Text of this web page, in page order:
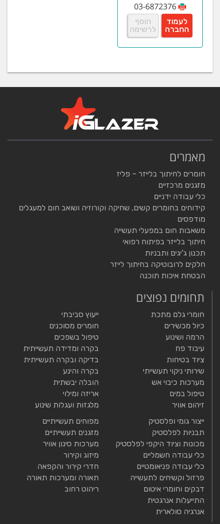
03-6872376
לעמוד
החברה
הוסף
לרשימה
מאמרים
חומרים לחיתוך בלייזר – פליז
מזגנים מרכזיים
כלי עבודה ידניים
קידוחים בחומרים קשים, שחיקה וקורוזיה ושואב חום למעגלים
מודפסים
משאבות חום במפעלי תעשייה
חיתוך בלייזר בפיתוח רפואי
תכנון ג'יגים ותבניות
חלקים לרובוטיקה בחיתוך לייזר
הבטחת איכות תוכנה
תחומים נפוצים
חומרי גלם מתכת
כיול מכשירים
הרמה ושינוע
עיבוד פח
ציוד בטיחות
שירותי ניקוי תעשייתי
מערכות כיבוי אש
טיפול במים
זיהום אוויר
ייעוץ סביבתי
חומרים מסוכנים
טיפול בשפכים
בקרה ומדידה תעשייתית
בדיקה ובקרה תעשייתית
בקרה והינע
הובלה יבשתית
אריזה ומילוי
מלגזות ועגלות שינוע
ייצור גומי ופלסטיק
תבניות לפלסטיק
מכונות וציוד היקפי לפלסטיק
כלי עבודה חשמליים
כלי עבודה פניאומטיים
פרזול וקשיחים לתעשייה
דבקים וחומרי איטום
התייעלות אנרגטית
אנרגיה סולארית
מפוחים תעשייתיים
מזגנים תעשייתיים
מערכות סינון אוויר
מיזוג וקירור
חדרי קירור והקפאה
תאורה ומערכות תאורה
ריהוט רחוב